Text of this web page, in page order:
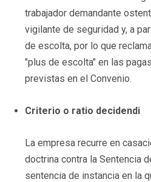
trabajador demandante
vigilante de seguridad y, a
de escolta, por lo que
"plus de escolta" en las
previstas en el Convenio.
Criterio o ratio decidendi
La empresa recurre en
doctrina contra la Sentencia
sentencia de instancia en la